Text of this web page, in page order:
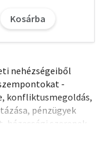
Kosárba
nehézségeiből
-
konfliktusmegoldás,
pénzügyek
szerepek,
összehangolása -,